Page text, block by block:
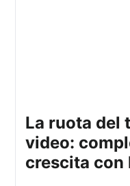
la ruota del tempo su prime
video:
crescita con